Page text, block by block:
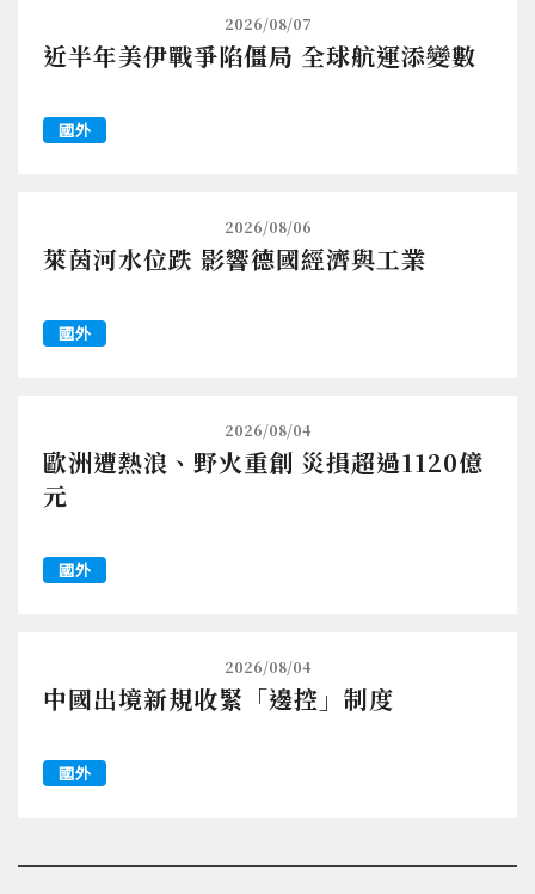
2026/08/07
近半年美伊戰爭陷僵局 全球航運添變數
國外
2026/08/06
萊茵河水位跌 影響德國經濟與工業
國外
2026/08/04
歐洲遭熱浪、野火重創 災損超過1120億
元
國外
2026/08/04
中國出境新規收緊「邊控」制度
國外